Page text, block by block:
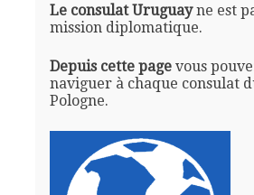
Le consulat Uruguayne est
mission diplomatique.
Depuis cette pagevous
naviguer à chaque consulat
Pologne.